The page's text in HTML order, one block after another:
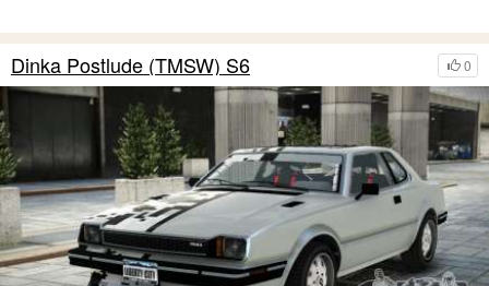
0
Dinka Postlude (TMSW) S6